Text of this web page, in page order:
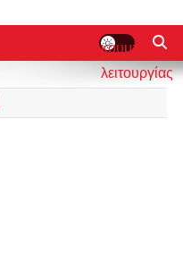
κουμπί
λειτουργίας